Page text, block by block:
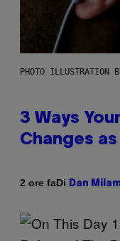
PHOTO ILLUSTRATION
3 Ways
Changes
2 ore faDi Dan